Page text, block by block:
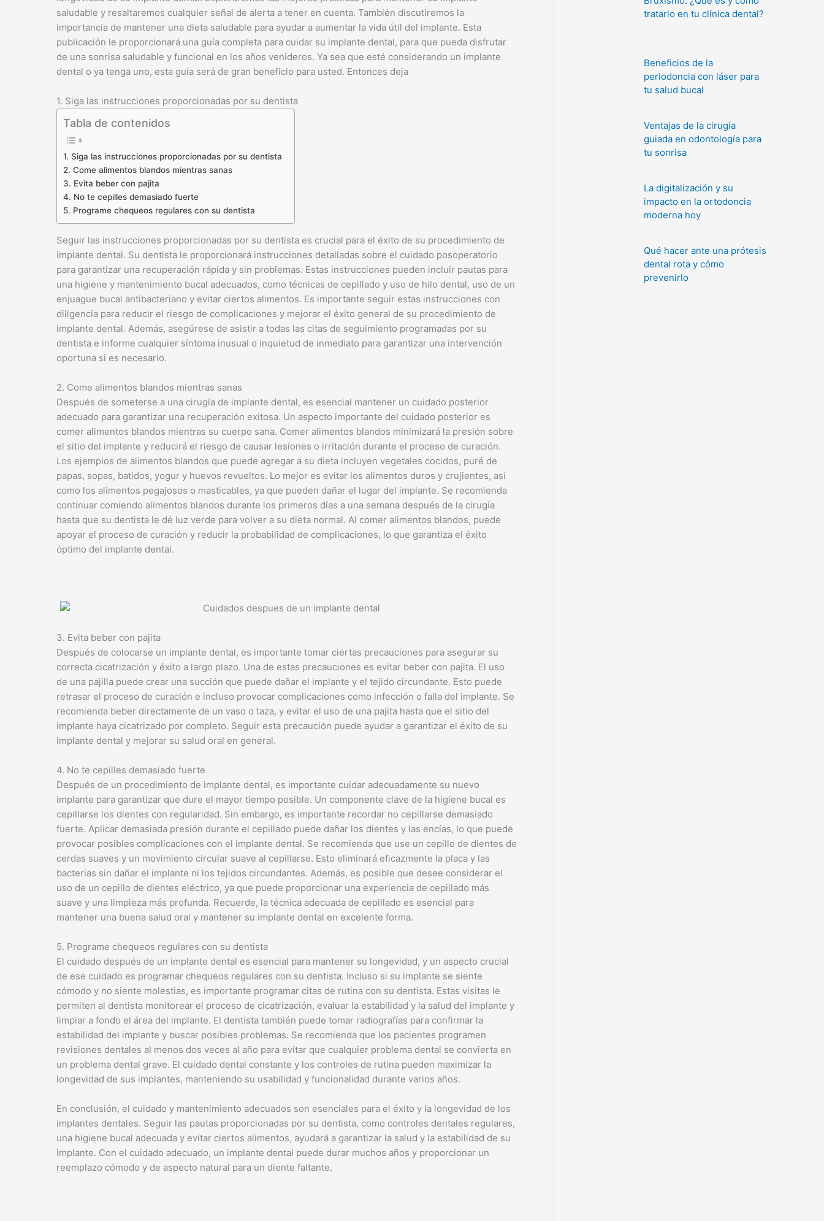
saludable y resaltaremos cualquier señal de alerta a tener en cuenta. También discutiremos la
importancia de mantener una dieta saludable para ayudar a aumentar la vida útil del implante. Esta
publicación le proporcionará una guía completa para cuidar su implante dental, para que pueda disfrutar
de una sonrisa saludable y funcional en los años venideros. Ya sea que esté considerando un implante
dental o ya tenga uno, esta guía será de gran beneficio para usted. Entonces deja
1. Siga las instrucciones proporcionadas por su dentista
Tabla de contenidos
1. Siga las instrucciones proporcionadas por su dentista
2. Come alimentos blandos mientras sanas
3. Evita beber con pajita
4. No te cepilles demasiado fuerte
5. Programe chequeos regulares con su dentista
Seguir las instrucciones proporcionadas por su dentista es crucial para el éxito de su procedimiento de
implante dental. Su dentista le proporcionará instrucciones detalladas sobre el cuidado posoperatorio
para garantizar una recuperación rápida y sin problemas. Estas instrucciones pueden incluir pautas para
una higiene y mantenimiento bucal adecuados, como técnicas de cepillado y uso de hilo dental, uso de un
enjuague bucal antibacteriano y evitar ciertos alimentos. Es importante seguir estas instrucciones con
diligencia para reducir el riesgo de complicaciones y mejorar el éxito general de su procedimiento de
implante dental. Además, asegúrese de asistir a todas las citas de seguimiento programadas por su
dentista e informe cualquier síntoma inusual o inquietud de inmediato para garantizar una intervención
oportuna si es necesario.
2. Come alimentos blandos mientras sanas
Después de someterse a una cirugía de implante dental, es esencial mantener un cuidado posterior
adecuado para garantizar una recuperación exitosa. Un aspecto importante del cuidado posterior es
comer alimentos blandos mientras su cuerpo sana. Comer alimentos blandos minimizará la presión sobre
el sitio del implante y reducirá el riesgo de causar lesiones o irritación durante el proceso de curación.
Los ejemplos de alimentos blandos que puede agregar a su dieta incluyen vegetales cocidos, puré de
papas, sopas, batidos, yogur y huevos revueltos. Lo mejor es evitar los alimentos duros y crujientes, así
como los alimentos pegajosos o masticables, ya que pueden dañar el lugar del implante. Se recomienda
continuar comiendo alimentos blandos durante los primeros días a una semana después de la cirugía
hasta que su dentista le dé luz verde para volver a su dieta normal. Al comer alimentos blandos, puede
apoyar el proceso de curación y reducir la probabilidad de complicaciones, lo que garantiza el éxito
óptimo del implante dental.
3. Evita beber con pajita
Después de colocarse un implante dental, es importante tomar ciertas precauciones para asegurar su
correcta cicatrización y éxito a largo plazo. Una de estas precauciones es evitar beber con pajita. El uso
de una pajilla puede crear una succión que puede dañar el implante y el tejido circundante. Esto puede
retrasar el proceso de curación e incluso provocar complicaciones como infección o falla del implante. Se
recomienda beber directamente de un vaso o taza, y evitar el uso de una pajita hasta que el sitio del
implante haya cicatrizado por completo. Seguir esta precaución puede ayudar a garantizar el éxito de su
implante dental y mejorar su salud oral en general.
4. No te cepilles demasiado fuerte
Después de un procedimiento de implante dental, es importante cuidar adecuadamente su nuevo
implante para garantizar que dure el mayor tiempo posible. Un componente clave de la higiene bucal es
cepillarse los dientes con regularidad. Sin embargo, es importante recordar no cepillarse demasiado
fuerte. Aplicar demasiada presión durante el cepillado puede dañar los dientes y las encías, lo que puede
provocar posibles complicaciones con el implante dental. Se recomienda que use un cepillo de dientes de
cerdas suaves y un movimiento circular suave al cepillarse. Esto eliminará eficazmente la placa y las
bacterias sin dañar el implante ni los tejidos circundantes. Además, es posible que desee considerar el
uso de un cepillo de dientes eléctrico, ya que puede proporcionar una experiencia de cepillado más
suave y una limpieza más profunda. Recuerde, la técnica adecuada de cepillado es esencial para
mantener una buena salud oral y mantener su implante dental en excelente forma.
5. Programe chequeos regulares con su dentista
El cuidado después de un implante dental es esencial para mantener su longevidad, y un aspecto crucial
de ese cuidado es programar chequeos regulares con su dentista. Incluso si su implante se siente
cómodo y no siente molestias, es importante programar citas de rutina con su dentista. Estas visitas le
permiten al dentista monitorear el proceso de cicatrización, evaluar la estabilidad y la salud del implante y
limpiar a fondo el área del implante. El dentista también puede tomar radiografías para confirmar la
estabilidad del implante y buscar posibles problemas. Se recomienda que los pacientes programen
revisiones dentales al menos dos veces al año para evitar que cualquier problema dental se convierta en
un problema dental grave. El cuidado dental constante y los controles de rutina pueden maximizar la
longevidad de sus implantes, manteniendo su usabilidad y funcionalidad durante varios años.
En conclusión, el cuidado y mantenimiento adecuados son esenciales para el éxito y la longevidad de los
implantes dentales. Seguir las pautas proporcionadas por su dentista, como controles dentales regulares,
una higiene bucal adecuada y evitar ciertos alimentos, ayudará a garantizar la salud y la estabilidad de su
implante. Con el cuidado adecuado, un implante dental puede durar muchos años y proporcionar un
reemplazo cómodo y de aspecto natural para un diente faltante.
tratarlo en tu clínica dental?
Beneficios de la
periodoncia con láser para
tu salud bucal
Ventajas de la cirugía
guiada en odontología para
tu sonrisa
La digitalización y su
impacto en la ortodoncia
moderna hoy
Qué hacer ante una prótesis
dental rota y cómo
prevenirlo